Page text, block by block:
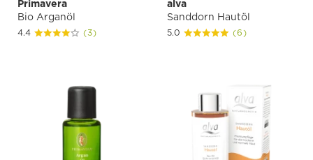
Primavera
Bio Arganöl
4.4 (3)
alva
Sanddorn Hautöl
5.0 (6)